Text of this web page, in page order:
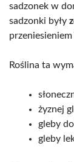
sadzonek w
sadzonki były
Roślina ta
żyznej
gleby
gleby